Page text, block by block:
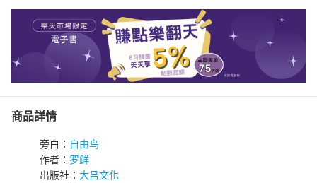
商品詳情
旁白： 自由鸟
作者： 罗鲜
出版社： 大吕文化